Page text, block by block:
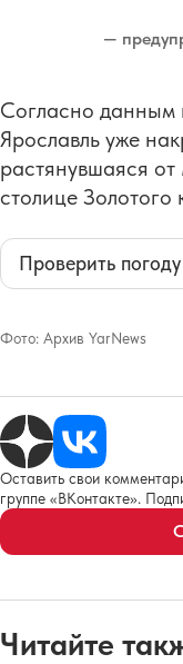
—
Согласно данным
Ярославль уже
растянувшаяся
столице Золотого
Проверить
Фото: Архив YarNews
Оставить свои
группе «ВКонтакте».
Читайте